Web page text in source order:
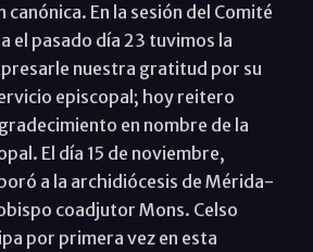
canónica. En la sesión del Comité
el pasado día 23 tuvimos la
nuestra gratitud por su
episcopal; hoy reitero
en nombre de la
El día 15 de noviembre,
a la archidiócesis de Mérida-
coadjutor Mons. Celso
por primera vez en esta